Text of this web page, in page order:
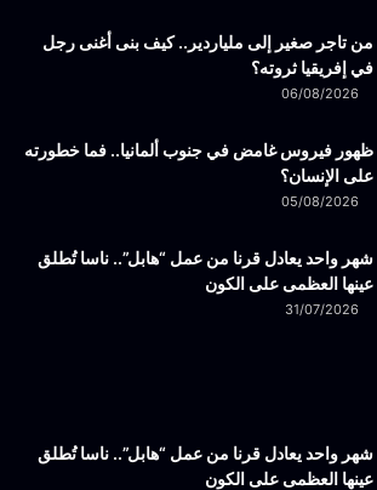
من تاجر صغير إلى ملياردير.. كيف بنى أغنى رجل
في إفريقيا ثروته؟
06/08/2026
ظهور فيروس غامض في جنوب ألمانيا.. فما خطورته
على الإنسان؟
05/08/2026
شهر واحد يعادل قرنا من عمل “هابل”.. ناسا تُطلق
عينها العظمى على الكون
31/07/2026
شهر واحد يعادل قرنا من عمل “هابل”.. ناسا تُطلق
عينها العظمى على الكون